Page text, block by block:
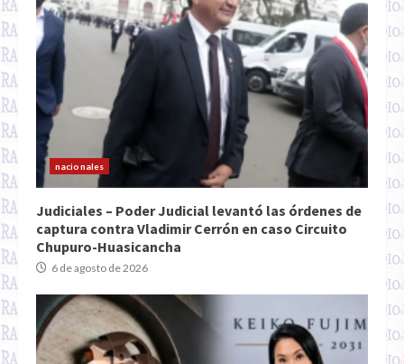
nacionales
Judiciales – Poder Judicial levantó las órdenes de
captura contra Vladimir Cerrón en caso Circuito
Chupuro-Huasicancha
6 de agosto de 2026